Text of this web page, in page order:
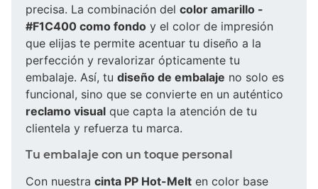
precisa. La combinación del color amarillo -
#F1C400 como fondo y el color de impresión
que elijas te permite acentuar tu diseño a la
perfección y revalorizar ópticamente tu
embalaje. Así, tu diseño de embalaje no solo es
funcional, sino que se convierte en un auténtico
reclamo visual que capta la atención de tu
clientela y refuerza tu marca.
Tu embalaje con un toque personal
Con nuestra cinta PP Hot-Melt en color base